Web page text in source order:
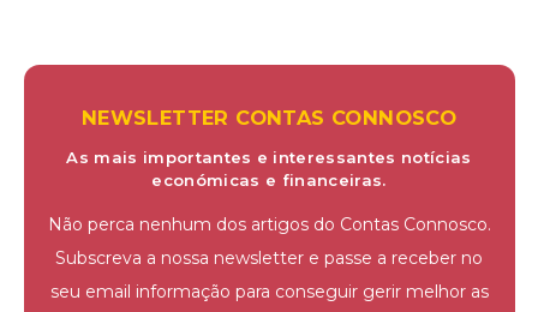
NEWSLETTER CONTAS CONNOSCO
As mais importantes e interessantes notícias
económicas e financeiras.
Não perca nenhum dos artigos do Contas Connosco.
Subscreva a nossa newsletter e passe a receber no
seu email informação para conseguir gerir melhor as